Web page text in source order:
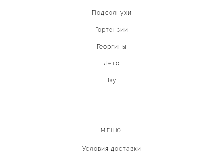
Подсолнухи
Гортензии
Георгины
Лето
Вау!
МЕНЮ
Условия доставки